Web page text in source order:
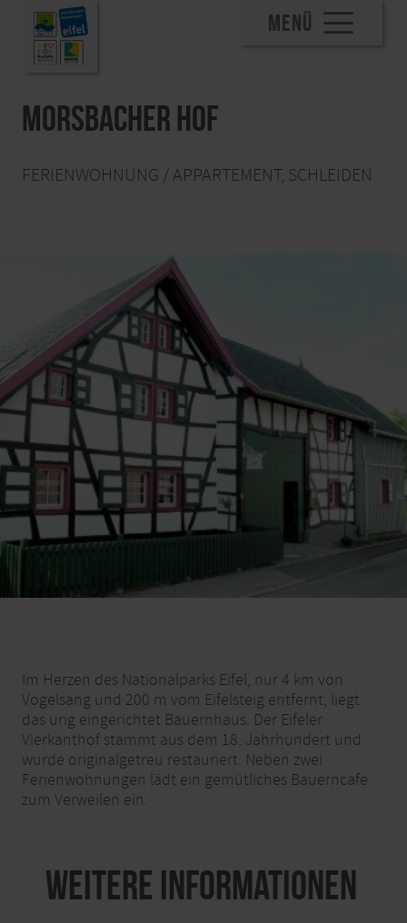
MENÜ
Morsbacher Hof
FERIENWOHNUNG / APPARTEMENT, SCHLEIDEN
Im Herzen des Nationalparks Eifel, nur 4 km von
Vogelsang und 200 m vom Eifelsteig entfernt, liegt
das urig eingerichtet Bauernhaus. Der Eifeler
Vierkanthof stammt aus dem 18. Jahrhundert und
wurde originalgetreu restauriert. Neben zwei
Ferienwohnungen lädt ein gemütliches Bauerncafe
zum Verweilen ein.
Weitere Informationen